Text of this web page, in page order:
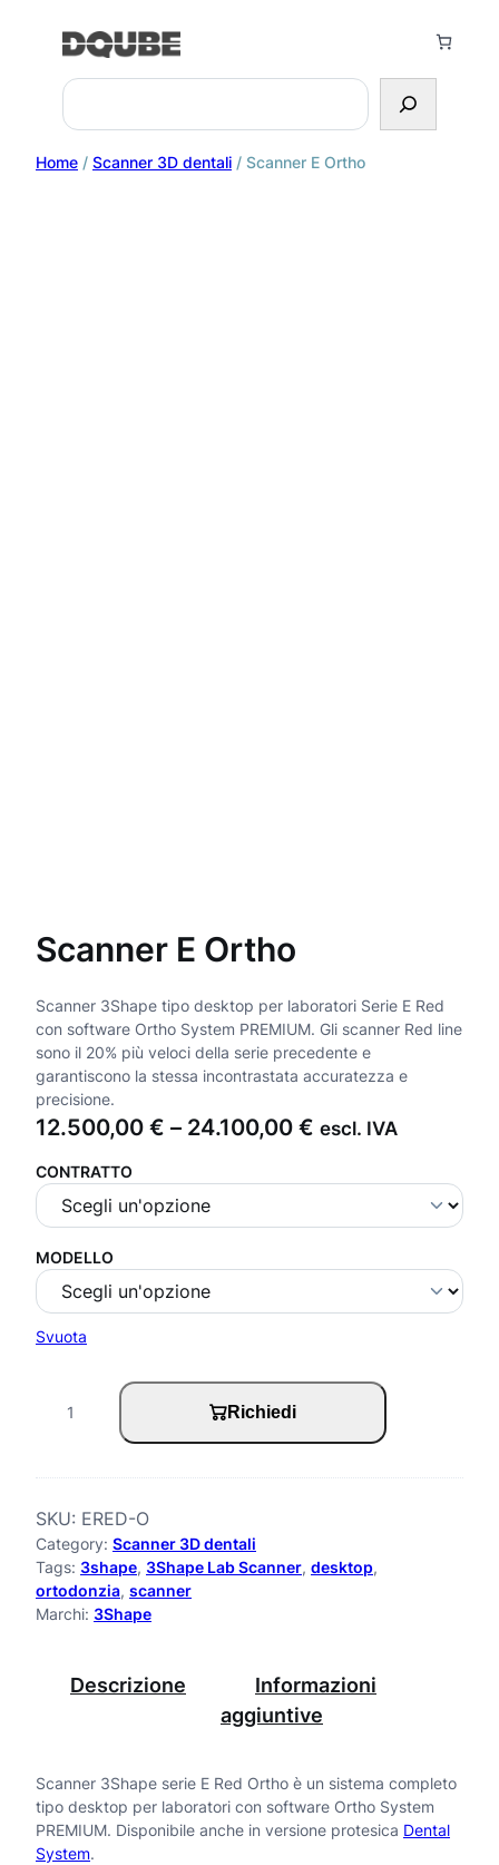
Search
Home / Scanner 3D dentali / Scanner E Ortho
Scanner E Ortho
Scanner 3Shape tipo desktop per laboratori Serie E Red
con software Ortho System PREMIUM. Gli scanner Red line
sono il 20% più veloci della serie precedente e
garantiscono la stessa incontrastata accuratezza e
precisione.
12.500,00 € – 24.100,00 € F
s
c
o
1
2
5
0
escl. IVA
CONTRATTO
MODELLO
Svuota
a
n
n
e
r
t
h
o
Richiedi
SKU: ERED-O
Category: Scanner 3D dentali
Tags: 3shape, 3Shape Lab Scanner, desktop
ortodonzia, scanner
Marchi: 3Shape
Descrizione
Informazioni
aggiuntive
Scanner 3Shape serie E Red Ortho è un sistema completo
tipo desktop per laboratori con software Ortho System
PREMIUM. Disponibile anche in versione protesica Dental
System.